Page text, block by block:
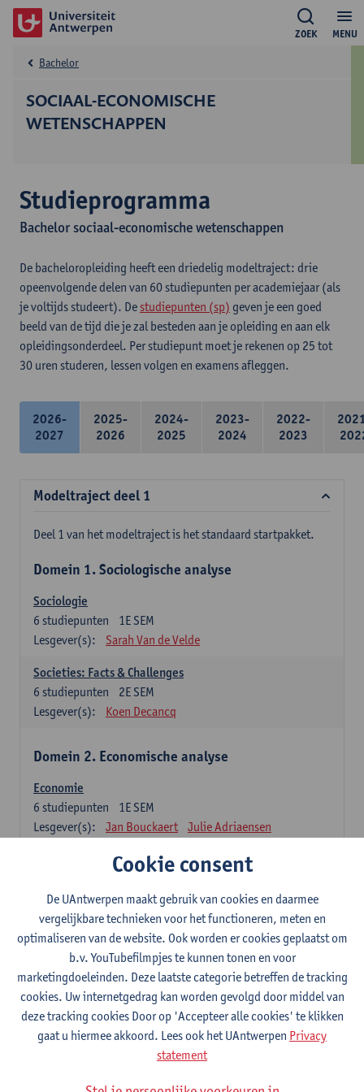
MENU
ZOEK
SOCIAAL-ECONOMISCHE
WETENSCHAPPEN
Bachelor
Studieprogramma
Bachelor sociaal-economische wetenschappen
De bacheloropleiding heeft een driedelig modeltraject: drie
opeenvolgende delen van 60 studiepunten per academiejaar (als
je voltijds studeert). De studiepunten (sp) geven je een goed
beeld van de tijd die je zal besteden aan je opleiding en aan elk
opleidingsonderdeel. Per studiepunt moet je rekenen op 25 tot
30 uren studeren, lessen volgen en examens afleggen.
2026-
2027
2025-
2026
2024-
2025
2023-
2024
2022-
2023
Modeltraject deel 1
Deel 1 van het modeltraject is het standaard startpakket.
Domein 1. Sociologische analyse
Sociologie
1E SEM
6 studiepunten
Lesgever(s):
Sarah Van de Velde
Societies: Facts & Challenges
2E SEM
6 studiepunten
Lesgever(s):
Koen Decancq
Domein 2. Economische analyse
Economie
1E SEM
6 studiepunten
Lesgever(s):
Jan Bouckaert Julie Adriaensen
Domein 3. Bedrijfseconomie
Accountancy
1E/2E SEM
6studiepunten
Lesgever(s):
Tom Van Caneghem Christine Lippens
Domein 6. Kwantitatieve methoden
Beschrijvende statistiek en kansrekenen
2E SEM
3studiepunten
Stephan Van der Veeken
Cookie consent
De UAntwerpen maakt gebruik van cookies en daarmee
vergelijkbare technieken voor het functioneren, meten en
optimaliseren van de website. Ook worden er cookies geplaatst om
b.v. YouTubefilmpjes te kunnen tonen en voor
marketingdoeleinden. Deze laatste categorie betreffen de tracking
cookies. Uw internetgedrag kan worden gevolgd door middel van
deze tracking cookies Door op 'Accepteer alle cookies' te klikken
gaat u hiermee akkoord. Lees ook het UAntwerpen Privacy
statement